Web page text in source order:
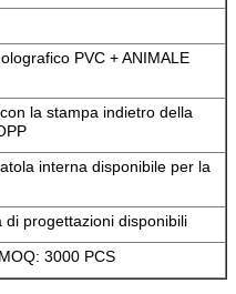
PVC + ANIMALE
la stampa indietro della
interna disponibile per la
di progettazioni disponibili
3000 PCS